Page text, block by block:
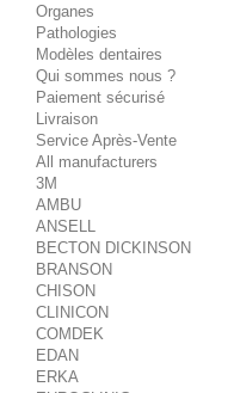
Organes
Pathologies
Modèles dentaires
Qui sommes nous ?
Paiement sécurisé
Livraison
Service Après-Vente
All manufacturers
3M
AMBU
ANSELL
BECTON DICKINSON
BRANSON
CHISON
CLINICON
COMDEK
EDAN
ERKA